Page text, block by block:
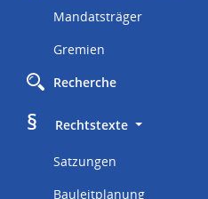
Mandatsträger
Gremien
Recherche
§
     Rechtstexte
Satzungen
Bauleitplanung